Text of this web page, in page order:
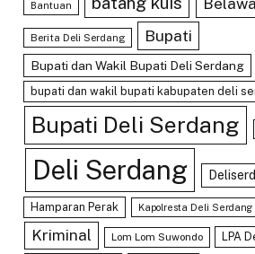
Bantuan
Berita Deli Serdang Bupati
Bupati dan Wakil Bupati Deli Serdang
bupati dan wakil bupati kabupaten deli
Bupati Deli Serdang
Deli Serdang
Hamparan Perak Kapolresta Deli Serdang
Kriminal Lom Lom Suwondo LPA